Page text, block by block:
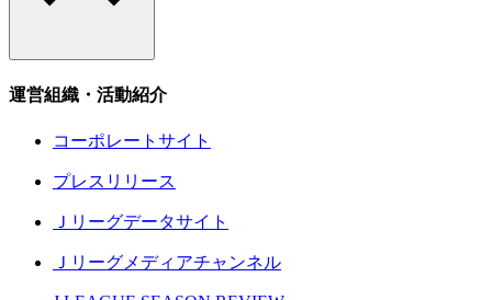
運営組織・活動紹介
コーポレートサイト
プレスリリース
Ｊリーグデータサイト
Ｊリーグメディアチャンネル